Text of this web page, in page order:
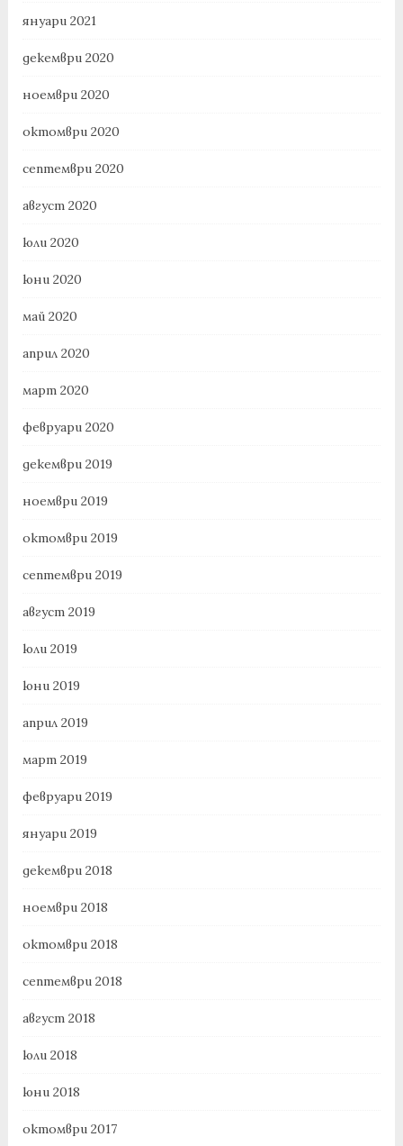
януари 2021
декември 2020
ноември 2020
октомври 2020
септември 2020
август 2020
юли 2020
юни 2020
май 2020
април 2020
март 2020
февруари 2020
декември 2019
ноември 2019
октомври 2019
септември 2019
август 2019
юли 2019
юни 2019
април 2019
март 2019
февруари 2019
януари 2019
декември 2018
ноември 2018
октомври 2018
септември 2018
август 2018
юли 2018
юни 2018
октомври 2017